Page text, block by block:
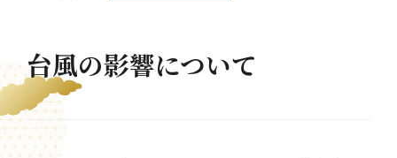
台風の影響について